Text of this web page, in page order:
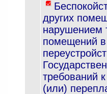
других
нарушением
помещений в
требований
(или)